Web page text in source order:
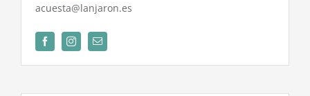
acuesta@lanjaron.es